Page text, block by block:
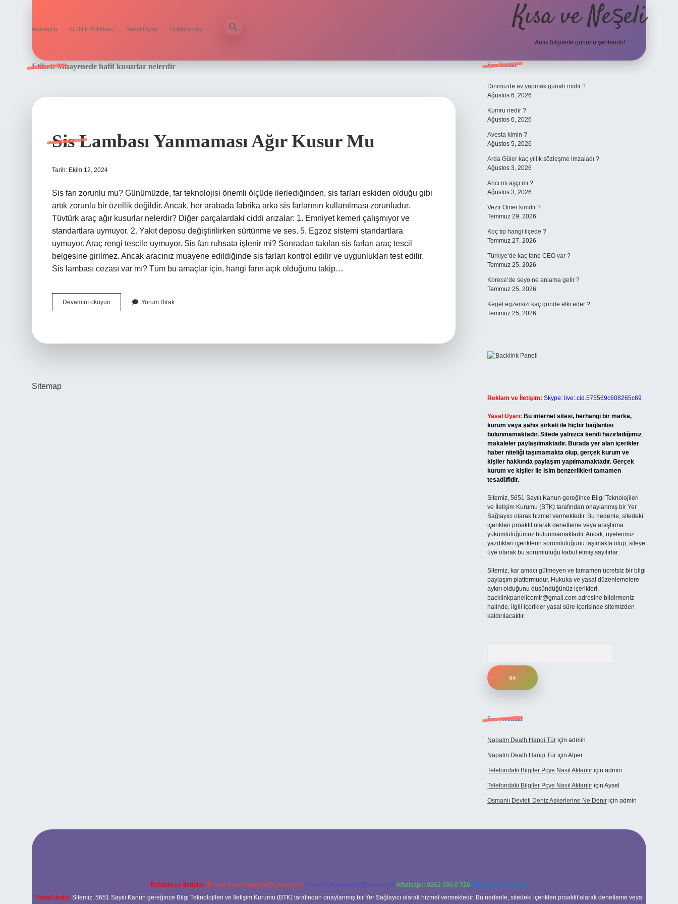
Anasayfa Gizlilik Politikası Yasal Uyarı Hakkımızda Kısa ve Neşeli
Anlık bilgilerle gününü şenlendir!
Etiket:Muayenede hafif kusurlar nelerdir
Sis Lambası Yanmaması Ağır Kusur Mu
Tarih: Ekim 12, 2024
Sis farı zorunlu mu? Günümüzde, far teknolojisi önemli ölçüde ilerlediğinden, sis farları eskiden olduğu gibi
artık zorunlu bir özellik değildir. Ancak, her arabada fabrika arka sis farlarının kullanılması zorunludur.
Tüvtürk araç ağır kusurlar nelerdir? Diğer parçalardaki ciddi arızalar: 1. Emniyet kemeri çalışmıyor ve
standartlara uymuyor. 2. Yakıt deposu değiştirilirken sürtünme ve ses. 5. Egzoz sistemi standartlara
uymuyor. Araç rengi tescile uymuyor. Sis farı ruhsata işlenir mi? Sonradan takılan sis farları araç tescil
belgesine girilmez. Ancak aracınız muayene edildiğinde sis farları kontrol edilir ve uygunlukları test edilir.
Sis lambası cezası var mı? Tüm bu amaçlar için, hangi farın açık olduğunu takip…
Devamını okuyun
Lambası
Yorum Bırak
Sitemap
Sidebar
Son Yazılar
Dinimizde av yapmak günah mıdır ?
Ağustos 6, 2026
Kumru nedir ?
Ağustos 6, 2026
Avesta kimin ?
Ağustos 5, 2026
Arda Güler kaç yıllık sözleşme imzaladı ?
Ağustos 3, 2026
Ahcı mı aşçı mı ?
Ağustos 3, 2026
Vezir Ömer kimdir ?
Temmuz 29, 2026
Koç tıp hangi ilçede ?
Temmuz 27, 2026
Türkiye’de kaç tane CEO var ?
Temmuz 25, 2026
Korece’de seyo ne anlama gelir ?
Temmuz 25, 2026
Kegel egzersizi kaç günde etki eder ?
Temmuz 25, 2026
Reklam ve İletişim: Skype: live:.cid.575569c608265c69
Yasal Uyarı: Bu internet sitesi, herhangi bir marka,
kurum veya şahıs şirketi ile hiçbir bağlantısı
bulunmamaktadır. Sitede yalnızca kendi hazırladığımız
makaleler paylaşılmaktadır. Burada yer alan içerikler
haber niteliği taşımamakta olup, gerçek kurum ve
kişiler hakkında paylaşım yapılmamaktadır. Gerçek
kurum ve kişiler ile isim benzerlikleri tamamen
tesadüfidir.
Sitemiz, 5651 Sayılı Kanun gereğince Bilgi Teknolojileri
ve İletişim Kurumu (BTK) tarafından onaylanmış bir Yer
Sağlayıcı olarak hizmet vermektedir. Bu nedenle, sitedeki
içerikleri proaktif olarak denetleme veya araştırma
yükümlülüğümüz bulunmamaktadır. Ancak, üyelerimiz
yazdıkları içeriklerin sorumluluğunu taşımakta olup, siteye
üye olarak bu sorumluluğu kabul etmiş sayılırlar.
Sitemiz, kar amacı gütmeyen ve tamamen ücretsiz bir bilgi
paylaşım platformudur. Hukuka ve yasal düzenlemelere
aykırı olduğunu düşündüğünüz içerikleri,
backlinkpanelicomtr@gmail.comadresine bildirmeniz
halinde, ilgili içerikler yasal süre içerisinde sitemizden
kaldırılacaktır.
Son yorumlar
Napalm Death Hangi Türiçin admin
Napalm Death Hangi Türiçin Alper
Telefondaki Bilgiler Pcye Nasıl Aktarılıriçin admin
Telefondaki Bilgiler Pcye Nasıl Aktarılıriçin Aysel
Osmanlı Devleti Deniz Askerlerine Ne Deniriçin admin
Reklam ve İletişim: E-mail: backlinkpaneli@gmail.com Teams: forumhizmeti@gmail.com Whatsapp: 0262 606 0 726 Telegram: @karabul
Yasal Uyarı: Sitemiz, 5651 Sayılı Kanun gereğince Bilgi Teknolojileri ve İletişim Kurumu (BTK) tarafından onaylanmış bir Yer Sağlayıcı olarak hizmet vermektedir. Bu nedenle, sitedeki içerikleri proaktif olarak denetleme veya